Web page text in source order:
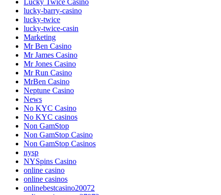
lucky-barry-casino
lucky-twice
lucky-twice-casin
Marketing
Mr Ben Casino
Mr James Casino
Mr Jones Casino
Mr Run Casino
MrBen Casino
Neptune Casino
News
No KYC Casino
No KYC casinos
Non GamStop
Non GamStop Casino
Non GamStop Casinos
nysp
NYSpins Casino
online casino
online casinos
onlinebestcasino20072